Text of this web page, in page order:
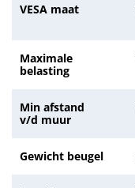
VESA maat
Maximale
belasting
Min afstand
v/d muur
Gewicht beugel